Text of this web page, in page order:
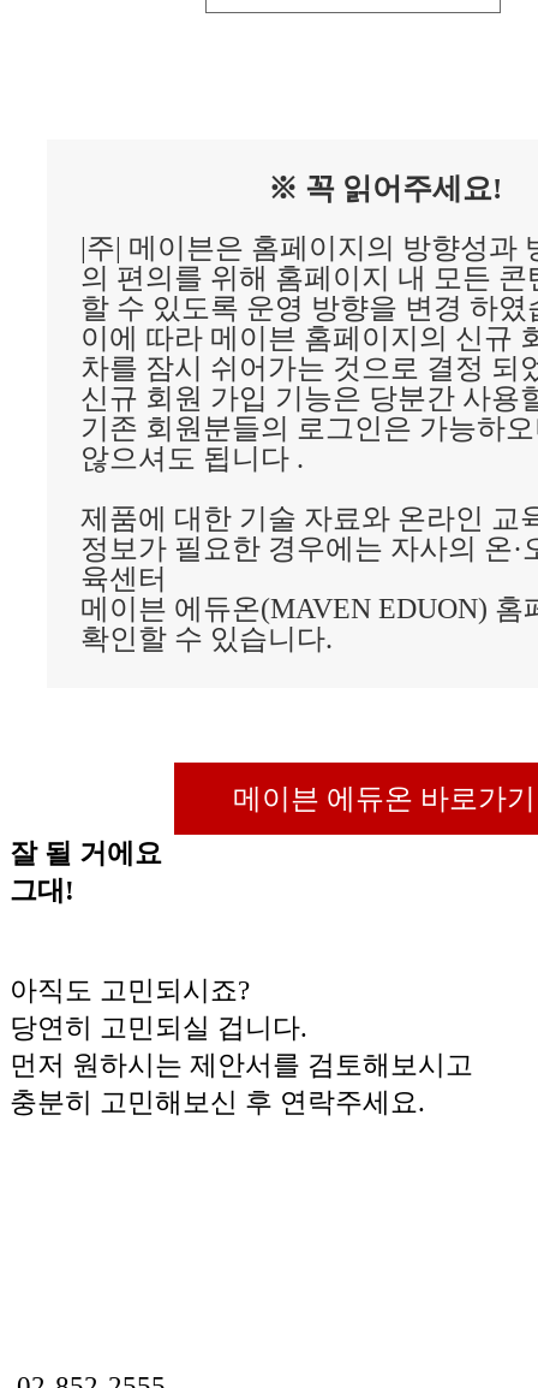
※ 꼭 읽어주세요!
|주| 메이븐은 홈페이지의 방향성과
의 편의를 위해 홈페이지 내 모든 콘
할 수 있도록 운영 방향을 변경 하였
이에 따라 메이븐 홈페이지의 신규
차를 잠시 쉬어가는 것으로 결정 되
신규 회원 가입 기능은 당분간 사용
기존 회원분들의 로그인은 가능하
않으셔도 됩니다 .
제품에 대한 기술 자료와 온라인 교
정보가 필요한 경우에는 자사의 온·
육센터
메이븐 에듀온(MAVEN EDUON) 홈
확인할 수 있습니다.
메이븐 에듀온 바로가기
잘 될 거에요
그대!
아직도 고민되시죠?
당연히 고민되실 겁니다.
먼저 원하시는 제안서를 검토해보시고
충분히 고민해보신 후 연락주세요.